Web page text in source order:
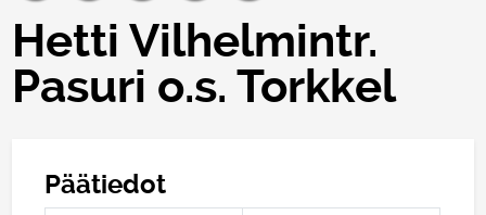
Hetti Vilhelmintr.
Pasuri o.s. Torkkel
Päätiedot